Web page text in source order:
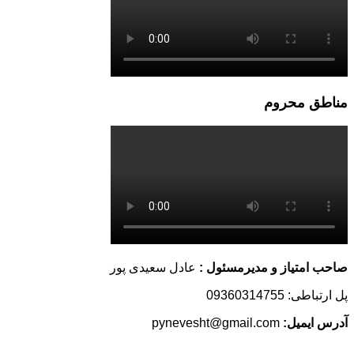
مناطق محروم
صاحب امتیاز و مدیرمسئول : عادل سعیدی پور
پل ارتباطی: 09360314755
آدرس ایمیل: